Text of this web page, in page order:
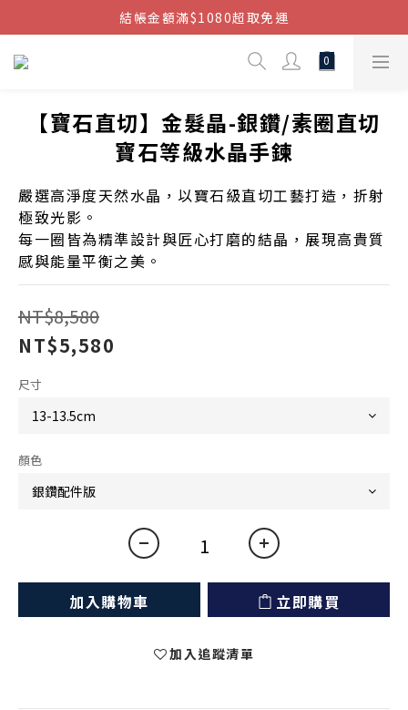
結帳金額滿$1080超取免運
結帳金額滿$1080超取免運
七周年慶，滿1890折150 (…依此類推)
結帳金額滿$1080超取免運
【寶石直切】金髮晶-銀鑽/素圈直切
寶石等級水晶手鍊
嚴選高淨度天然水晶，以寶石級直切工藝打造，折射
極致光影。
每一圈皆為精準設計與匠心打磨的結晶，展現高貴質
感與能量平衡之美。
NT$8,580
NT$5,580
尺寸
顏色
加入購物車 立即購買
加入追蹤清單